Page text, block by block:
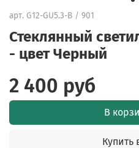
арт. G12-GU5.3-B / 901
Стеклянный
- цвет Черный
2 400 руб
В
Купить